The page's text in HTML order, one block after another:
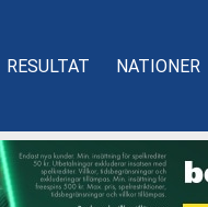
RESULTAT NATIONER